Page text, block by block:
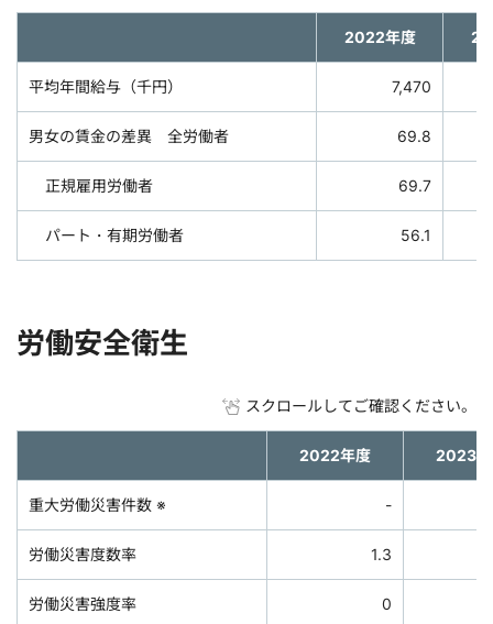
2022年度
平均年間給与（千円） 7,470
男女の賃金の差異 全労働者 69.8
正規雇用労働者 69.7
パート・有期労働者 56.1
労働安全衛生
スクロールしてご確認ください。
2022年度 2023
重大労働災害件数 ※ -
労働災害度数率 1.3
労働災害強度率 0